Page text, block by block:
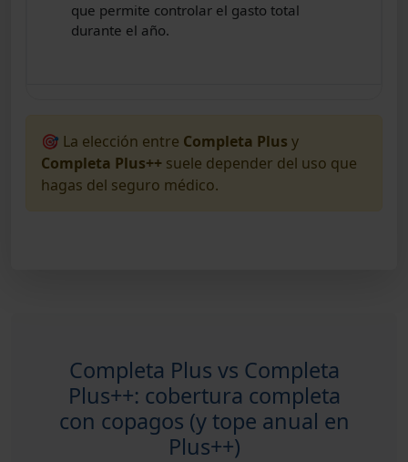
que permite controlar el gasto total
durante el año.
🎯 La elección entre Completa Plus y
Completa Plus++ suele depender del uso que
hagas del seguro médico.
Completa Plus vs Completa
Plus++: cobertura completa
con copagos (y tope anual en
Plus++)